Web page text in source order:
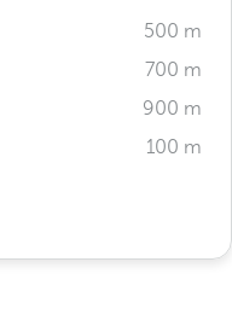
500 m
700 m
900 m
100 m